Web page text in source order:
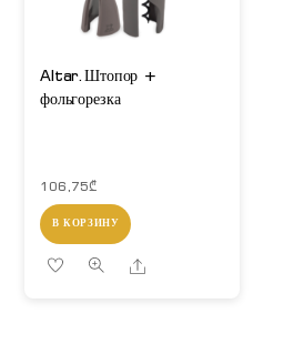
Altar.Штопор +
фольгорезка
106,75₾
В КОРЗИНУ
Share